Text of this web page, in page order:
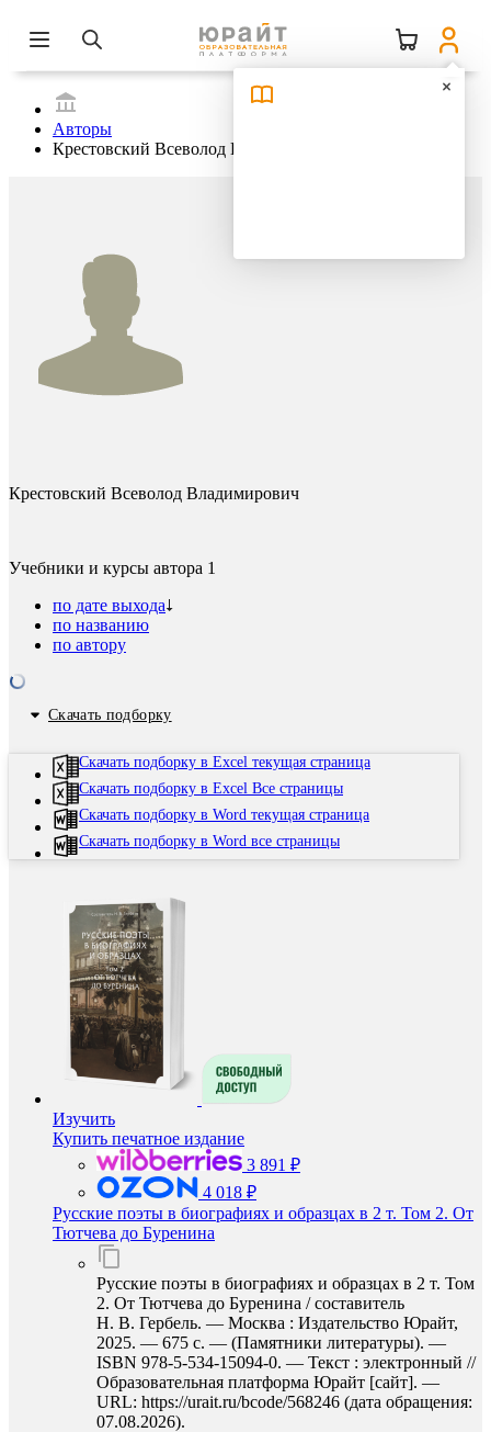
Авторы
Крестовский Всеволод Владимирович
Крестовский Всеволод Владимирович
Учебники и курсы автора 1
по дате выхода
по названию
по автору
Скачать подборку
Скачать подборку в Excel текущая страница
Скачать подборку в Excel Все страницы
Скачать подборку в Word текущая страница
Скачать подборку в Word все страницы
Изучить
Купить печатное издание
3 891 ₽
4 018 ₽
Русские поэты в биографиях и образцах в 2 т. Том 2. От
Тютчева до Буренина
Русские поэты в биографиях и образцах в 2 т. Том
2. От Тютчева до Буренина / составитель
Н. В. Гербель. — Москва : Издательство Юрайт,
2025. — 675 с. — (Памятники литературы). —
ISBN 978-5-534-15094-0. — Текст : электронный //
Образовательная платформа Юрайт [сайт]. —
URL: https://urait.ru/bcode/568246 (дата обращения:
07.08.2026).